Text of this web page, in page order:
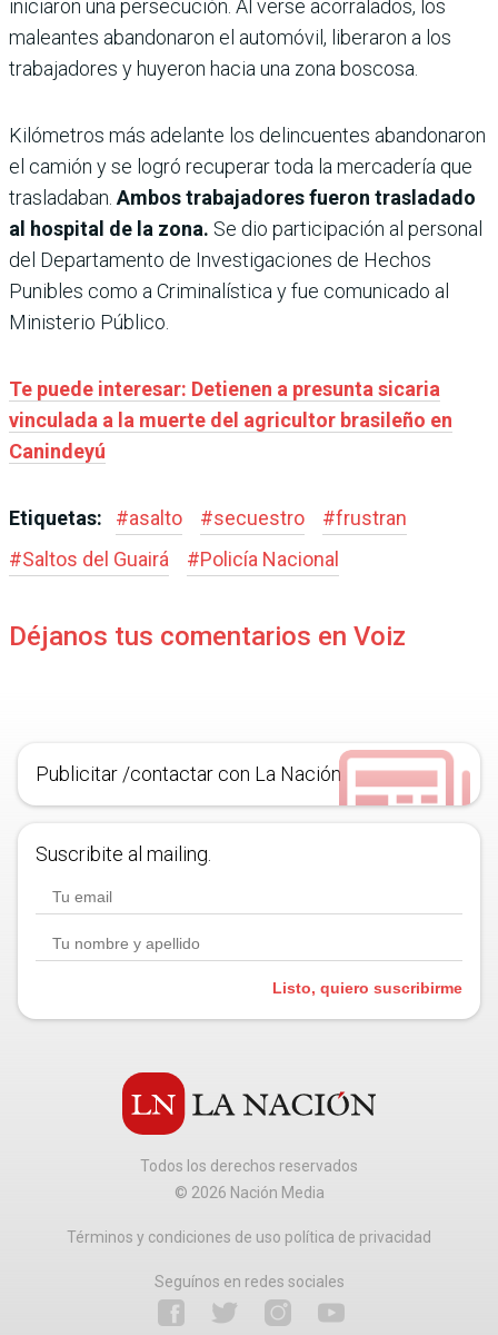
iniciaron una persecución. Al verse acorralados, los
maleantes abandonaron el automóvil, liberaron a los
trabajadores y huyeron hacia una zona boscosa.
Kilómetros más adelante los delincuentes abandonaron
el camión y se logró recuperar toda la mercadería que
trasladaban. Ambos trabajadores fueron trasladado
al hospital de la zona. Se dio participación al personal
del Departamento de Investigaciones de Hechos
Punibles como a Criminalística y fue comunicado al
Ministerio Público.
Te puede interesar: Detienen a presunta sicaria
vinculada a la muerte del agricultor brasileño en
Canindeyú
Etiquetas: #asalto #secuestro #frustran
#Saltos del Guairá #Policía Nacional
Déjanos tus comentarios en Voiz
Publicitar /contactar con La Nación
Suscribite al mailing.
Listo, quiero suscribirme
Todos los derechos reservados
© 2026 Nación Media
Términos y condiciones de uso política de privacidad
Seguínos en redes sociales